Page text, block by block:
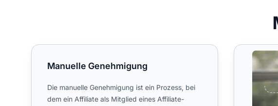
Manuelle Genehmigung
Manuelle Genehmigung
Die manuelle Genehmigung ist ein Prozess, bei
dem ein Affiliate als Mitglied eines Affiliate-
Erweiterte